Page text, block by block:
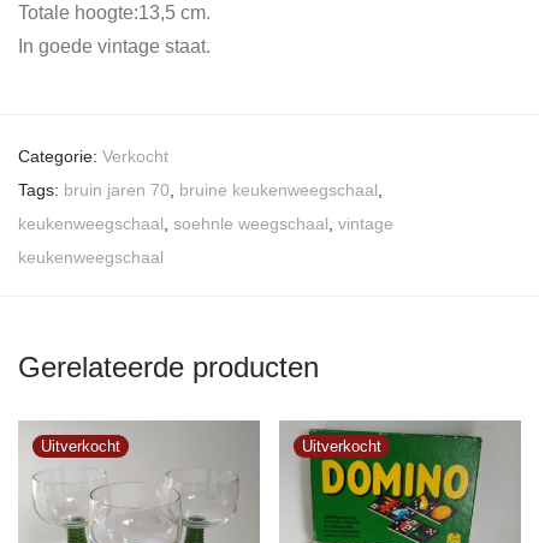
Totale hoogte:13,5 cm.
In goede vintage staat.
Categorie: Verkocht
Tags: bruin jaren 70 bruine keukenweegschaal
keukenweegschaal soehnle weegschaal vintage
keukenweegschaal
Gerelateerde producten